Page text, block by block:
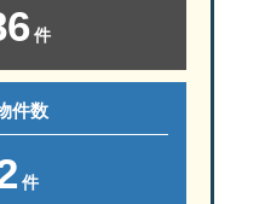
（有料）がすぐ近くです。
ＭＡＰでは
西側（左上側）のグレーの建物
件
件数
件